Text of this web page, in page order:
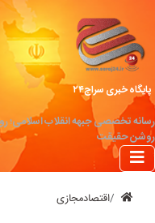
پایگاه خبری سراج۲۴
رسانه تخصصی جبهه انقلاب اسلامی؛
روشن حقیقت
اقتصادمجازی